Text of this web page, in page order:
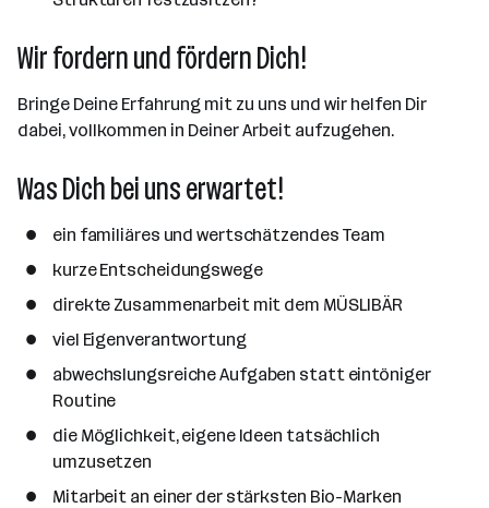
Wir fordern und fördern Dich!
Bringe Deine Erfahrung mit zu uns und wir helfen Dir
dabei, vollkommen in Deiner Arbeit aufzugehen.
Was Dich bei uns erwartet!
ein familiäres und wertschätzendes Team
kurze Entscheidungswege
direkte Zusammenarbeit mit dem MÜSLIBÄR
viel Eigenverantwortung
abwechslungsreiche Aufgaben statt eintöniger
Routine
die Möglichkeit, eigene Ideen tatsächlich
umzusetzen
Mitarbeit an einer der stärksten Bio-Marken